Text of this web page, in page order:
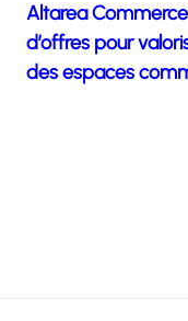
Altarea
d’offres pour
des espaces